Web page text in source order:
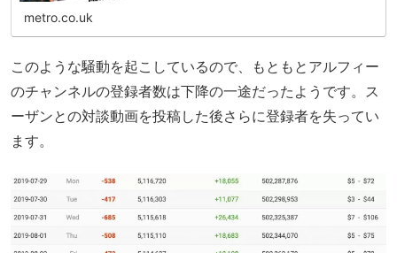
metro.co.uk
このような騒動を起こしているので、もともとアルフィー
のチャンネルの登録者数は下降の一途だったようです。ス
ーザンとの対談動画を投稿した後さらに登録者を失ってい
ます。